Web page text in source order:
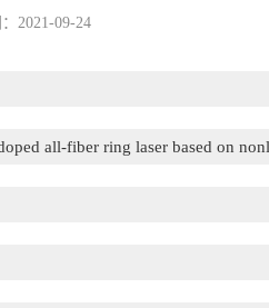
2021-09-24
all-fiber ring laser based on